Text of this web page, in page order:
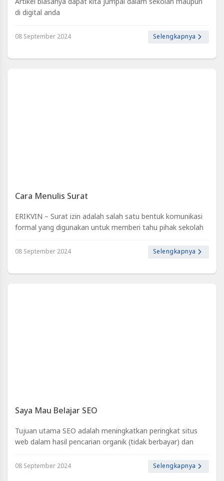
Artikel
Blackexpo
Platform
di digital anda
08 September 2024 Selengkapnya
Cara Menulis Surat
ERIKVIN – Surat izin adalah salah satu bentuk komunikasi
formal yang digunakan untuk memberi tahu pihak sekolah
mengajar karena alas..
08 September 2024 Selengkapnya
Saya Mau Belajar SEO
Tujuan utama SEO adalah meningkatkan peringkat situs
web dalam hasil pencarian organik (tidak berbayar) dan
potensial.
08 September 2024 Selengkapnya